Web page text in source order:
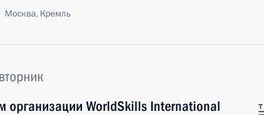
Москва, Кремль
организации WorldSkills International